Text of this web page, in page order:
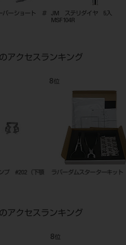
パーショート ＃
JM ステリダイヤ 5入
MSF104R
アクセスランキング
プ #202（下顎
8 位
ラバーダムスターターキット
アクセスランキング
8位